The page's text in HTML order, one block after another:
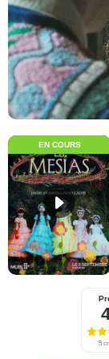
EN COURS
5